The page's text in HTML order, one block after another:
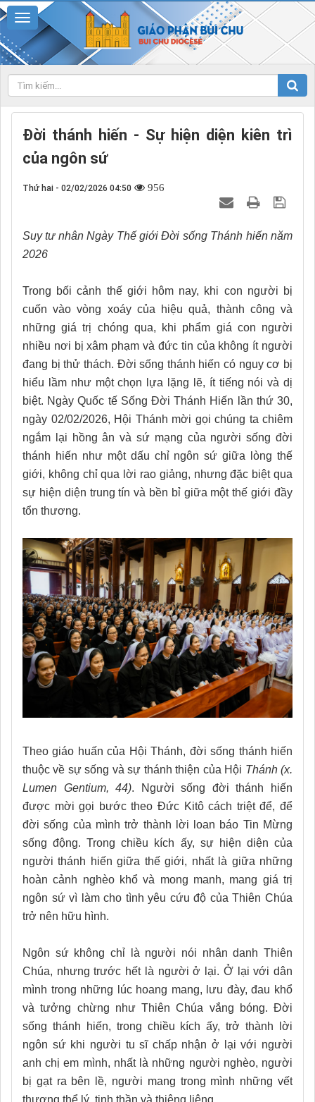
Đời thánh hiến - Sự hiện diện kiên trì
của ngôn sứ
Thứ hai - 02/02/2026 04:50 956
Suy tư nhân Ngày Thế giới Đời sống Thánh hiến năm
2026
Trong bối cảnh thế giới hôm nay, khi con người bị
cuốn vào vòng xoáy của hiệu quả, thành công và
những giá trị chóng qua, khi phẩm giá con người
nhiều nơi bị xâm phạm và đức tin của không ít người
đang bị thử thách. Đời sống thánh hiến có nguy cơ bị
hiểu lầm như một chọn lựa lặng lẽ, ít tiếng nói và dị
biệt. Ngày Quốc tế Sống Đời Thánh Hiến lần thứ 30,
ngày 02/02/2026, Hội Thánh mời gọi chúng ta chiêm
ngắm lại hồng ân và sứ mạng của người sống đời
thánh hiến như một dấu chỉ ngôn sứ giữa lòng thế
giới, không chỉ qua lời rao giảng, nhưng đặc biệt qua
sự hiện diện trung tín và bền bỉ giữa một thế giới đầy
tổn thương.
Theo giáo huấn của Hội Thánh, đời sống thánh hiến
thuộc về sự sống và sự thánh thiện của Hội Thánh (x.
Lumen Gentium, 44). Người sống đời thánh hiến
được mời gọi bước theo Đức Kitô cách triệt để, để
đời sống của mình trở thành lời loan báo Tin Mừng
sống động. Trong chiều kích ấy, sự hiện diện của
người thánh hiến giữa thế giới, nhất là giữa những
hoàn cảnh nghèo khổ và mong manh, mang giá trị
ngôn sứ vì làm cho tình yêu cứu độ của Thiên Chúa
trở nên hữu hình.
Ngôn sứ không chỉ là người nói nhân danh Thiên
Chúa, nhưng trước hết là người ở lại. Ở lại với dân
mình trong những lúc hoang mang, lưu đày, đau khổ
và tưởng chừng như Thiên Chúa vắng bóng. Đời
sống thánh hiến, trong chiều kích ấy, trở thành lời
ngôn sứ khi người tu sĩ chấp nhận ở lại với người
anh chị em mình, nhất là những người nghèo, người
bị gạt ra bên lề, người mang trong mình những vết
thương thể lý, tinh thần và thiêng liêng.